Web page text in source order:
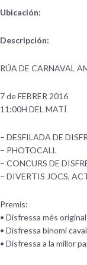
Ubicación:
Descripción:
RÚA DE CARNAVAL
7 de FEBRER 2016
11:00H DEL MATÍ
– DESFILADA DE
– PHOTOCALL
– CONCURS DE
– DIVERTIS JOCS,
Premis:
• Disfressa més original
• Disfressa binomi
• Disfressa a la millor